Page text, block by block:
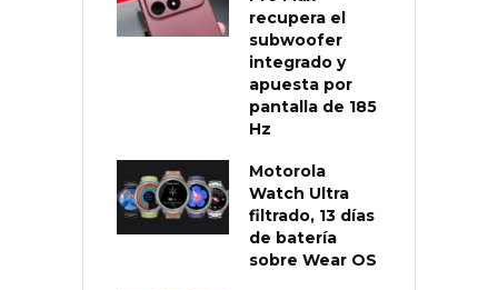
recupera el
subwoofer
integrado y
apuesta por
pantalla de 185
Hz
Motorola
Watch Ultra
filtrado, 13 días
de batería
sobre Wear OS